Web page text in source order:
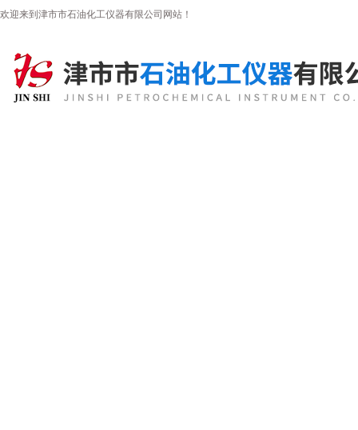
欢迎来到津市市石油化工仪器有限公司网站！